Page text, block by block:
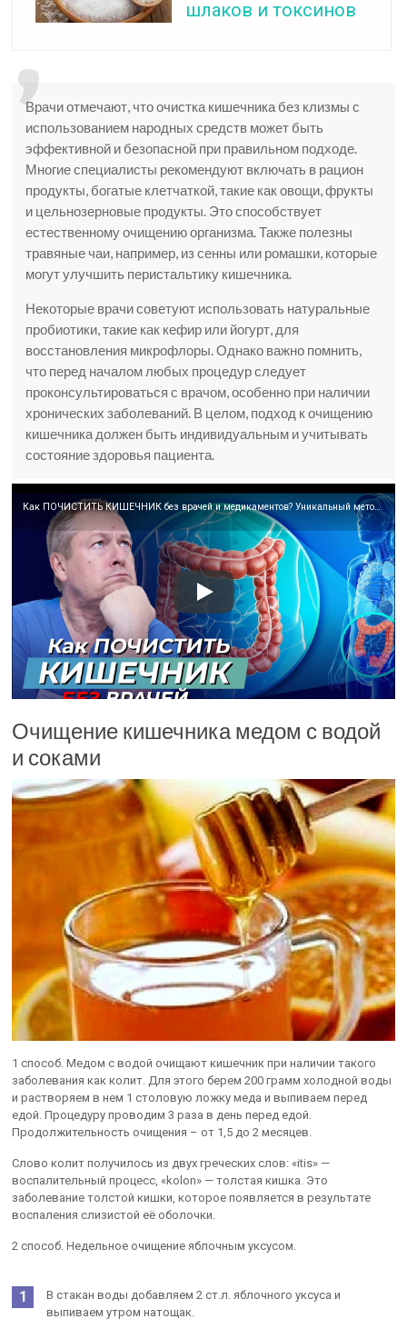
шлаков и токсинов
Врачи отмечают, что очистка кишечника без клизмы с
использованием народных средств может быть
эффективной и безопасной при правильном подходе.
Многие специалисты рекомендуют включать в рацион
продукты, богатые клетчаткой, такие как овощи, фрукты
и цельнозерновые продукты. Это способствует
естественному очищению организма. Также полезны
травяные чаи, например, из сенны или ромашки, которые
могут улучшить перистальтику кишечника.
Некоторые врачи советуют использовать натуральные
пробиотики, такие как кефир или йогурт, для
восстановления микрофлоры. Однако важно помнить,
что перед началом любых процедур следует
проконсультироваться с врачом, особенно при наличии
хронических заболеваний. В целом, подход к очищению
кишечника должен быть индивидуальным и учитывать
состояние здоровья пациента.
Как ПОЧИСТИТЬ КИШЕЧНИК без врачей и медикаментов? Уникальный метод очищения кишечника!
Очищение кишечника медом с водой
и соками
1 способ. Медом с водой очищают кишечник при наличии такого
заболевания как колит. Для этого берем 200 грамм холодной воды
и растворяем в нем 1 столовую ложку меда и выпиваем перед
едой. Процедуру проводим 3 раза в день перед едой.
Продолжительность очищения – от 1,5 до 2 месяцев.
Слово колит получилось из двух греческих слов: «itis» —
воспалительный процесс, «kolon» — толстая кишка. Это
заболевание толстой кишки, которое появляется в результате
воспаления слизистой её оболочки.
2 способ. Недельное очищение яблочным уксусом.
В стакан воды добавляем 2 ст.л. яблочного уксуса и
выпиваем утром натощак.